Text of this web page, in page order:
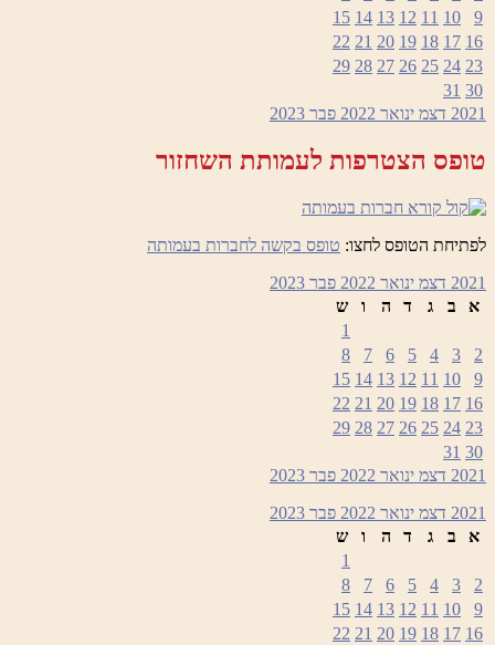
9
10
11
12
13
14
15
16
17
18
19
20
21
22
23
24
25
26
27
28
29
30
31
2021 דצמ ינואר 2022 פבר 2023
טופס הצטרפות לעמותת השחזור
לפתיחת הטופס לחצו: טופס בקשה לחברות בעמותה
2021 דצמ ינואר 2022 פבר 2023
א
ב ג ד ה ו
ש
1
2
3
4
5
6
7
8
9
10
11
12
13
14
15
16
17
18
19
20
21
22
23
24
25
26
27
28
29
30
31
2021 דצמ ינואר 2022 פבר 2023
2021 דצמ ינואר 2022 פבר 2023
א
ב ג ד ה ו
ש
1
2
3
4
5
6
7
8
9
10
11
12
13
14
15
16
17
18
19
20
21
22